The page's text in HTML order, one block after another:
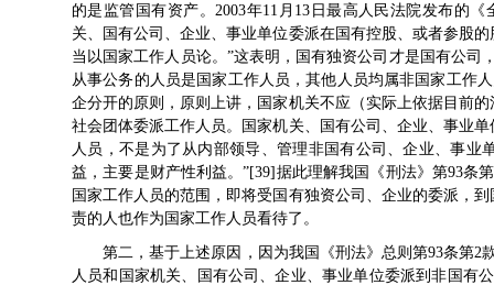
的是监管国有资产。2003年11月13日最高人民法院发布的
关、国有公司、企业、事业单位委派在国有控股、或者参股
当以国家工作人员论。”这表明，国有独资公司才是国有公
从事公务的人员是国家工作人员，其他人员均属非国家工作
企分开的原则，原则上讲，国家机关不应（实际上依据目前
社会团体委派工作人员。国家机关、国有公司、企业、事业
人员，不是为了从内部领导、管理非国有公司、企业、事
益，主要是财产性利益。”[39]据此理解我国《刑法》第93条
国家工作人员的范围，即将受国有独资公司、企业的委派，
责的人也作为国家工作人员看待了。
第二，基于上述原因，因为我国《刑法》总则第93条第
人员和国家机关、国有公司、企业、事业单位委派到非国有